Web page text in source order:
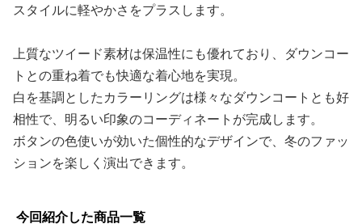
スタイルに軽やかさをプラスします。
上質なツイード素材は保温性にも優れており、ダウンコー
トとの重ね着でも快適な着心地を実現。
白を基調としたカラーリングは様々なダウンコートとも好
相性で、明るい印象のコーディネートが完成します。
ボタンの色使いが効いた個性的なデザインで、冬のファッ
ションを楽しく演出できます。
今回紹介した商品一覧